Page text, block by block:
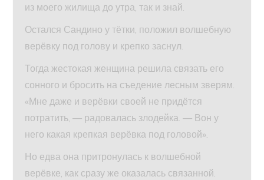
из моего жилища до утра, так и знай.
Остался Сандино у тётки, положил волшебную
верёвку под голову и крепко заснул.
Тогда жестокая женщина решила связать его
сонного и бросить на съедение лесным зверям.
«Мне даже и верёвки своей не придётся
потратить, — радовалась злодейка. — Вон у
него какая крепкая верёвка под головой».
Но едва она притронулась к волшебной
верёвке, как сразу же оказалась связанной.